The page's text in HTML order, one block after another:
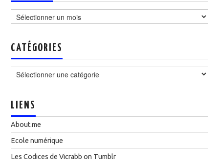
CATÉGORIES
LIENS
About.me
Ecole numérique
Les Codices de Vicrabb on Tumblr